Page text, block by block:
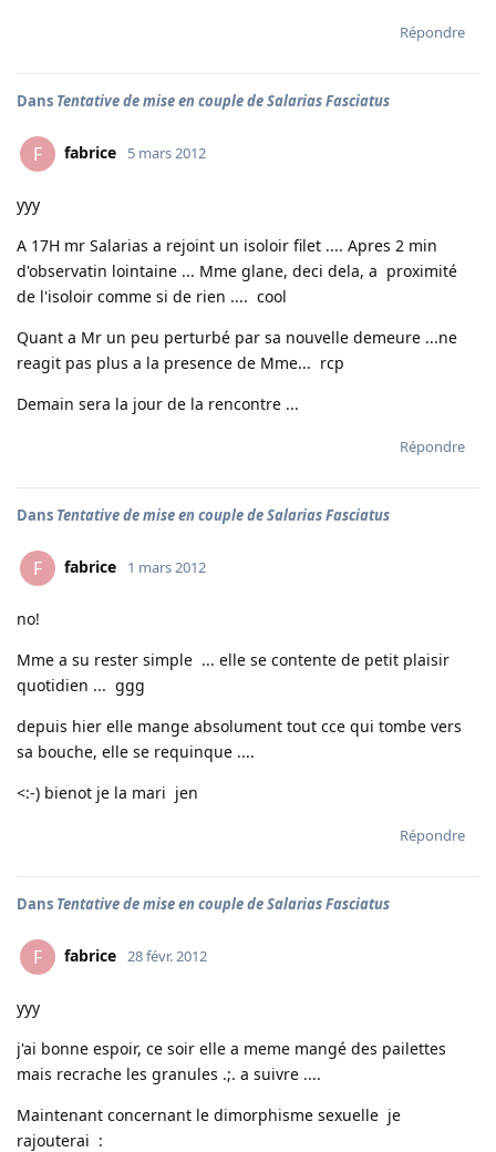
Répondre
Dans Tentative de mise en couple de Salarias Fasciatus
F fabrice 5 mars 2012
yyy
A 17H mr Salarias a rejoint un isoloir filet .... Apres 2 min
d'observatin lointaine ... Mme glane, deci dela, a proximité
de l'isoloir comme si de rien .... cool
Quant a Mr un peu perturbé par sa nouvelle demeure ...ne
reagit pas plus a la presence de Mme... rcp
Demain sera la jour de la rencontre ...
Répondre
Dans Tentative de mise en couple de Salarias Fasciatus
F fabrice 1 mars 2012
no!
Mme a su rester simple ... elle se contente de petit plaisir
quotidien ... ggg
depuis hier elle mange absolument tout cce qui tombe vers
sa bouche, elle se requinque ....
<:-) bienot je la mari jen
Répondre
Dans Tentative de mise en couple de Salarias Fasciatus
F fabrice 28 févr. 2012
yyy
j'ai bonne espoir, ce soir elle a meme mangé des pailettes
mais recrache les granules .;. a suivre ....
Maintenant concernant le dimorphisme sexuelle je
rajouterai :